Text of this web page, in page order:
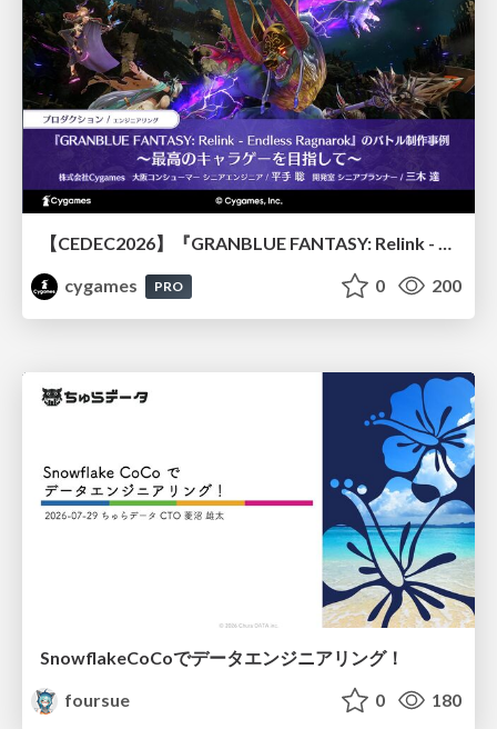
【CEDEC2026】『GRANBLUE FANTASY: Relink - Endless Ragnarok』のバトル制作事例 ～最高のキャラゲーを目指して～
cygames
PRO 0 200
SnowflakeCoCoでデータエンジニアリング！
foursue
0 180